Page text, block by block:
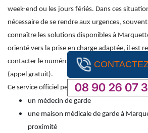
week-end ou les jours fériés. Dans ces
nécessaire de se rendre aux urgences,
connaître les solutions disponibles à
orienté vers la prise en charge adaptée, il est
contacter le numéro national de permanence
(appel gratuit).
Ce service officiel permet d’obtenir une
un médecin de garde
une maison médicale de garde à
proximité